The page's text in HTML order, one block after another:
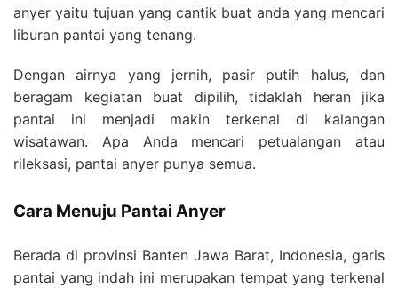
anyer yaitu tujuan yang cantik buat anda yang mencari
liburan pantai yang tenang.
Dengan airnya yang jernih, pasir putih halus, dan
beragam kegiatan buat dipilih, tidaklah heran jika
pantai ini menjadi makin terkenal di kalangan
wisatawan. Apa Anda mencari petualangan atau
rileksasi, pantai anyer punya semua.
Cara Menuju Pantai Anyer
Berada di provinsi Banten Jawa Barat, Indonesia, garis
pantai yang indah ini merupakan tempat yang terkenal